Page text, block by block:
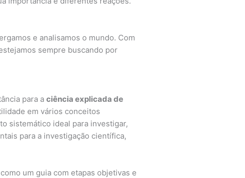
e analisamos o mundo. Com
sempre buscando por
para a ciência explicada de
em vários conceitos
sistemático ideal para investigar,
para a investigação científica,
um guia com etapas objetivas e